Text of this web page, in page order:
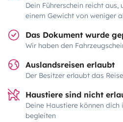
Dein Führerschein reicht
einem Gewicht von weniger
Das Dokument wurde
Wir haben den
Auslandsreisen erlaubt
Der Besitzer erlaubt das
Haustiere sind nicht
Deine Haustiere können
begleiten